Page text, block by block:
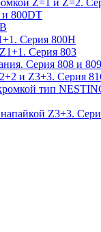
Z=1 и Z=2.
и 800DT
Серия 800H
Серия 803
Серия 808 и 809
и Z3+3. Серия
тип
Z3+3.